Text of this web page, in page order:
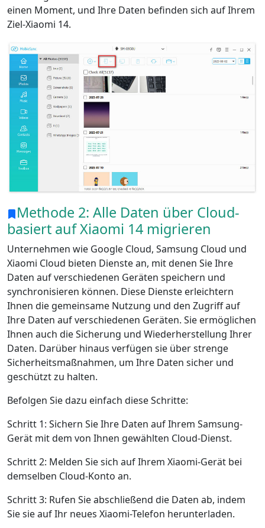
einen Moment, und Ihre Daten befinden sich auf Ihrem
Ziel-Xiaomi 14.
Methode 2: Alle Daten über Cloud-
basiert auf Xiaomi 14 migrieren
Unternehmen wie Google Cloud, Samsung Cloud und
Xiaomi Cloud bieten Dienste an, mit denen Sie Ihre
Daten auf verschiedenen Geräten speichern und
synchronisieren können. Diese Dienste erleichtern
Ihnen die gemeinsame Nutzung und den Zugriff auf
Ihre Daten auf verschiedenen Geräten. Sie ermöglichen
Ihnen auch die Sicherung und Wiederherstellung Ihrer
Daten. Darüber hinaus verfügen sie über strenge
Sicherheitsmaßnahmen, um Ihre Daten sicher und
geschützt zu halten.
Befolgen Sie dazu einfach diese Schritte:
Schritt 1: Sichern Sie Ihre Daten auf Ihrem Samsung-
Gerät mit dem von Ihnen gewählten Cloud-Dienst.
Schritt 2: Melden Sie sich auf Ihrem Xiaomi-Gerät bei
demselben Cloud-Konto an.
Schritt 3: Rufen Sie abschließend die Daten ab, indem
Sie sie auf Ihr neues Xiaomi-Telefon herunterladen.